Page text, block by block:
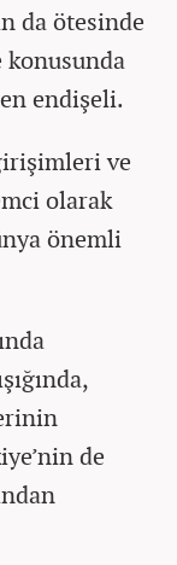
da ötesinde
konusunda
endişeli.
ve
olarak
önemli
de